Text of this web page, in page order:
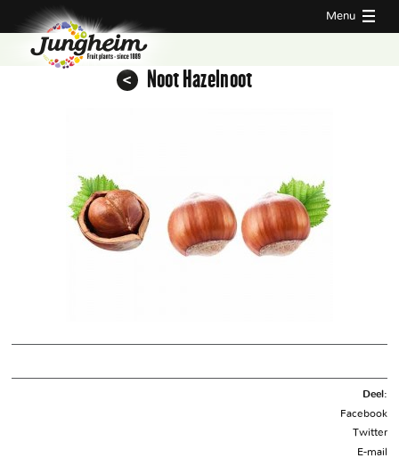
Menu
Noot Hazelnoot
Deel:
Facebook
Twitter
E-mail